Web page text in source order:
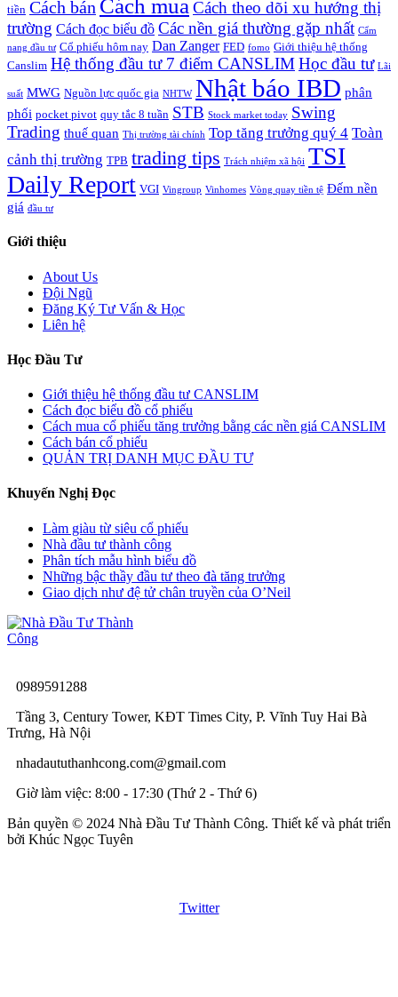
tiền Cách bán Cách mua Cách theo dõi xu hướng thị
trường Cách đọc biểu đồ Các nền giá thường gặp nhất Cẩm
nang đầu tư Cổ phiếu hôm nay Dan Zanger FED fomo Giới thiệu hệ thống
Canslim Hệ thống đầu tư 7 điểm CANSLIMHọc đầu tư Lãi
suất MWG Nguồn lực quốc gia NHTW Nhật báo IBD phân
phối pocket pivot quy tắc 8 tuần STB Stock market today Swing
Trading thuế quan Thị trường tài chính Top tăng trưởng quý 4 Toàn
cảnh thị trường TPB trading tips Trách nhiệm xã hội TSI
Daily Report VGI Vingroup Vinhomes Vòng quay tiền tệ Đếm nền
giá đầu tư
Giới thiệu
About Us
Đội Ngũ
Đăng Ký Tư Vấn & Học
Liên hệ
Học Đầu Tư
Giới thiệu hệ thống đầu tư CANSLIM
Cách đọc biểu đồ cổ phiếu
Cách mua cổ phiếu tăng trưởng bằng các nền giá CANSLIM
Cách bán cổ phiếu
QUẢN TRỊ DANH MỤC ĐẦU TƯ
Khuyến Nghị Đọc
Làm giàu từ siêu cổ phiếu
Nhà đầu tư thành công
Phân tích mẫu hình biểu đồ
Những bậc thầy đầu tư theo đà tăng trưởng
Giao dịch như đệ tử chân truyền của O’Neil
0989591288
Tầng 3, Century Tower, KĐT Times City, P. Vĩnh Tuy Hai Bà
Trưng, Hà Nội
nhadaututhanhcong.com@gmail.com
Giờ làm việc: 8:00 - 17:30 (Thứ 2 - Thứ 6)
Bản quyền © 2024 Nhà Đầu Tư Thành Công. Thiết kế và phát triển
bởi Khúc Ngọc Tuyên
Twitter